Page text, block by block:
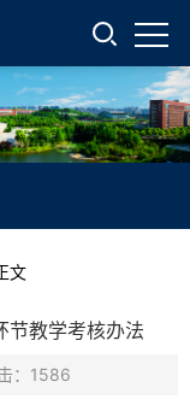
文
节教学考核办法
1586